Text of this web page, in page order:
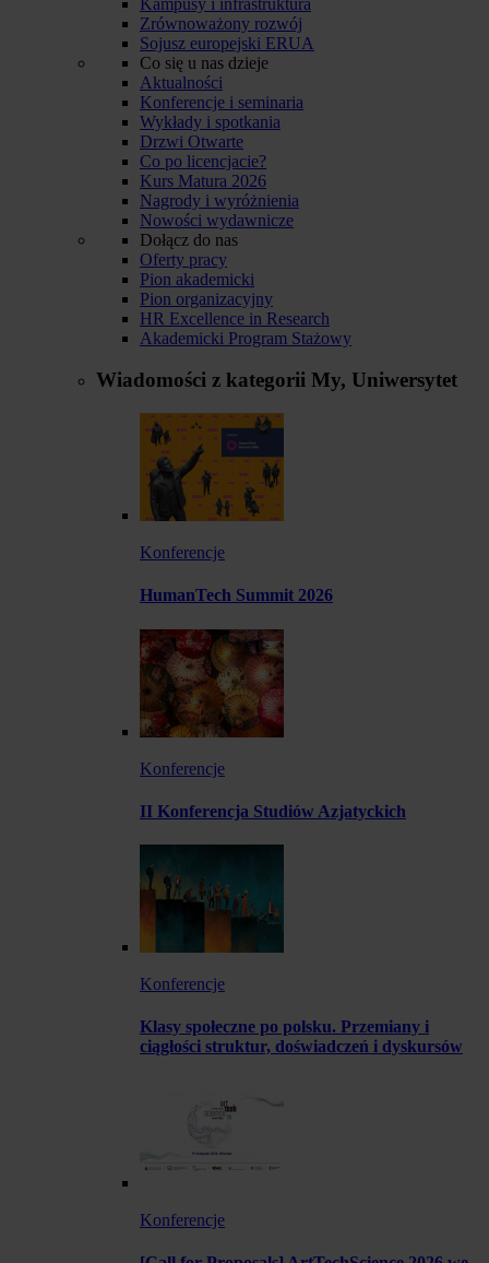
Zrównoważony rozwój
Sojusz europejski ERUA
Co się u nas dzieje
Aktualności
Konferencje i seminaria
Wykłady i spotkania
Drzwi Otwarte
Co po licencjacie?
Kurs Matura 2026
Nagrody i wyróżnienia
Nowości wydawnicze
Dołącz do nas
Oferty pracy
Pion akademicki
Pion organizacyjny
HR Excellence in Research
Akademicki Program Stażowy
Wiadomości z kategorii My, Uniwersytet
Konferencje
HumanTech Summit 2026
Konferencje
II Konferencja Studiów Azjatyckich
Konferencje
Klasy społeczne po polsku. Przemiany i
ciągłości struktur, doświadczeń i dyskursów
Konferencje